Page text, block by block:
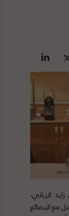
الزياني،
مع البضائع